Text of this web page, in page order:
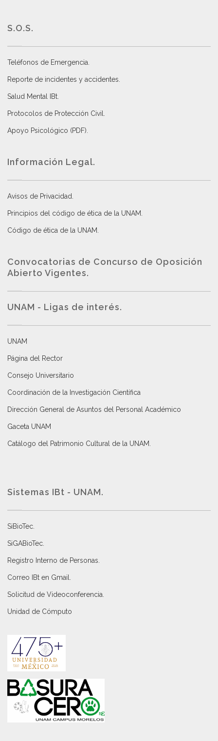
S.O.S.
Teléfonos de Emergencia.
Reporte de incidentes y accidentes
Salud Mental IBt
Protocolos de Protección Civil
Apoyo Psicológico (PDF)
Información Legal.
Avisos de Privacidad
Principios del código de ética de la UNAM
Código de ética de la UNAM
Convocatorias de Concurso de Oposición
Abierto Vigentes.
UNAM - Ligas de interés.
UNAM
Página del Rector
Consejo Universitario
Coordinación de la Investigación Científica
Dirección General de Asuntos del Personal Académico
Gaceta UNAM
Catálogo del Patrimonio Cultural de la UNAM.
Sistemas IBt - UNAM.
SiBioTec
SiGABioTec.
Registro Interno de Personas
Correo IBt en Gmail
Solicitud de Videoconferencia.
Unidad de Cómputo